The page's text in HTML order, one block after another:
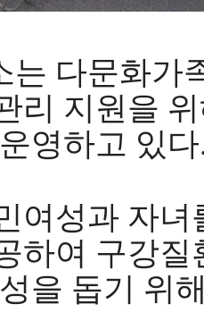
는 다문화가
리 지원을
영하고 있다
여성과 자
하여 구강
을 돕기 위